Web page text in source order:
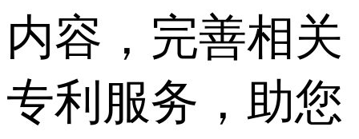
内容，完善相关
专利服务，助您